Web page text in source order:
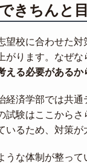
きちんと
望校に合わせた
ります。なぜな
える必要があるか
経済学部では共
試験はここから
いるため、対策が
うな体制が整っ